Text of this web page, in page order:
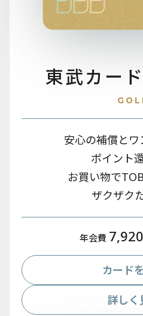
東武カード
安心の補償と
ポイント
お買い物で
ザクザク
年会費 7,920
カード
詳しく